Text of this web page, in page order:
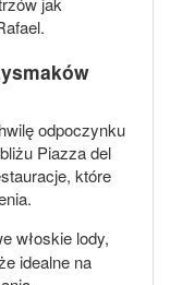
odpoczynku
Piazza del
które
włoskie lody,
idealne na